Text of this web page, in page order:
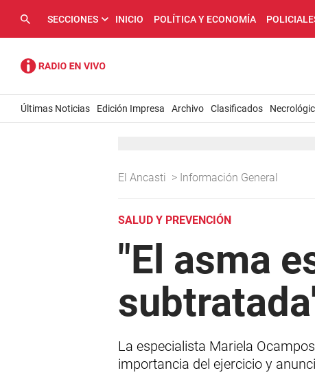
SECCIONES INICIO POLÍTICA Y ECONOMÍA
Últimas Noticias Edición Impresa Archivo Clasificados
El Ancasti > Información General
SALUD Y PREVENCIÓN
"El asma
La especialista Mariela
importancia del ejercicio y